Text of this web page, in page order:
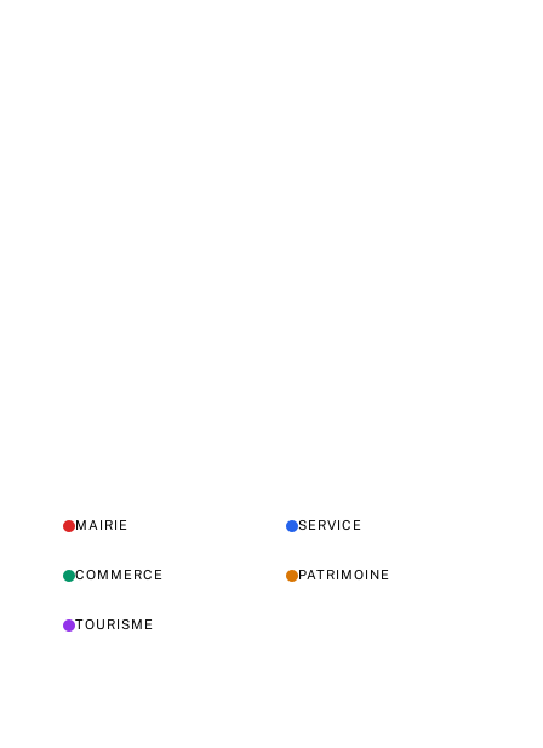
MAIRIE SERVICE
COMMERCE PATRIMOINE
TOURISME